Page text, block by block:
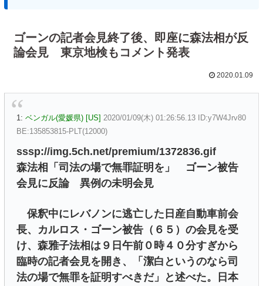
ゴーンの記者会見終了後、即座に森法相が反
論会見 東京地検もコメント発表
2020.01.09
1: ベンガル(愛媛県) [US] 2020/01/09(木) 01:26:56.13 ID:y7W4Jrv80
BE:135853815-PLT(12000)
sssp://img.5ch.net/premium/1372836.gif
森法相「司法の場で無罪証明を」 ゴーン被告
会見に反論 異例の未明会見
保釈中にレバノンに逃亡した日産自動車前会
長、カルロス・ゴーン被告（６５）の会見を受
け、森雅子法相は９日午前０時４０分すぎから
臨時の記者会見を開き、「潔白というのなら司
法の場で無罪を証明すべきだ」と述べた。日本